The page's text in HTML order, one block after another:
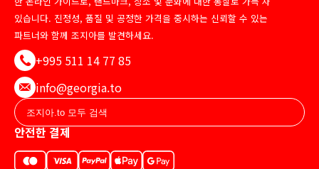
있습니다. 진정성, 품질 및 공정한 가격을 중시하는 신뢰할 수 있는
파트너와 함께 조지아를 발견하세요.
+995 511 14 77 85
info@georgia.to
안전한 결제